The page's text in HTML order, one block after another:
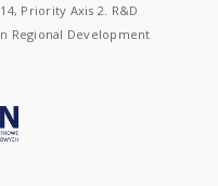
Priority Axis 2. R&D
Regional Development